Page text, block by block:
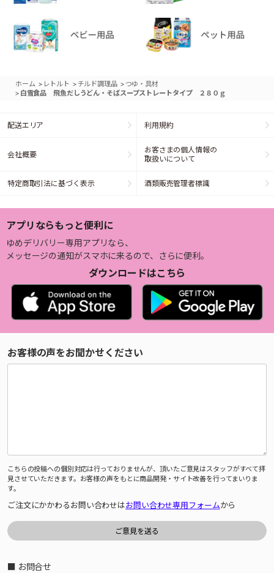
ホーム > レトルト >チルド調理品 > つゆ・具材
> 白雪食品 飛魚だしうどん・そばスープストレートタイプ ２８０ｇ
配送エリア 利用規約
会社概要
お客さまの個人情報の
取扱いについて
特定商取引法に基づく表示 酒類販売管理者標識
アプリならもっと便利に
ゆめデリバリー専用アプリなら、
メッセージの通知がスマホに来るので、さらに便利。
ダウンロードはこちら
お客様の声をお聞かせください
こちらの投稿への個別対応は行っておりませんが、頂いたご意見はスタッフがすべて拝
見させていただきます。お客様の声をもとに商品開発・サイト改善を行ってまいりま
す。
ご注文にかかわるお問い合わせはお問い合わせ専用フォームから
■ お問合せ